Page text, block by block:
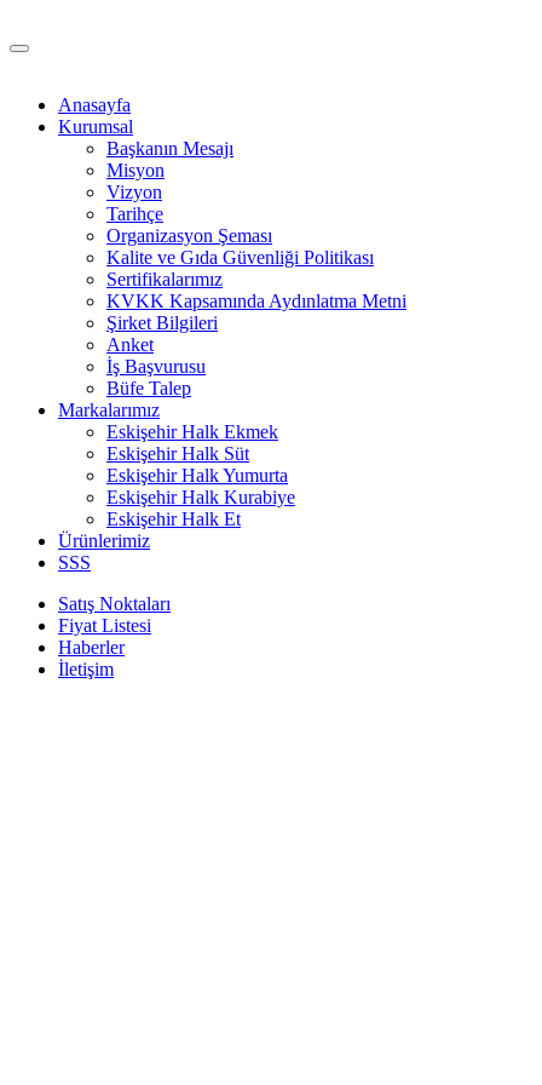
Anasayfa
Kurumsal
Başkanın Mesajı
Misyon
Vizyon
Tarihçe
Organizasyon Şeması
Kalite ve Gıda Güvenliği Politikası
Sertifikalarımız
KVKK Kapsamında Aydınlatma Metni
Şirket Bilgileri
Anket
İş Başvurusu
Büfe Talep
Markalarımız
Eskişehir Halk Ekmek
Eskişehir Halk Süt
Eskişehir Halk Yumurta
Eskişehir Halk Kurabiye
Eskişehir Halk Et
Ürünlerimiz
SSS
Satış Noktaları
Fiyat Listesi
Haberler
İletişim